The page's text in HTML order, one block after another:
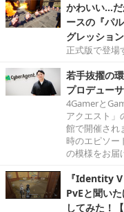
かわいい…だ
ースの『パ
グレッショ
正式版で登場
若手抜擢の
プロデュー
4Gamerと
アクエスト」
館で開催され
時のエピソー
の模様をお届
『Identity
PvEと聞い
してみた！